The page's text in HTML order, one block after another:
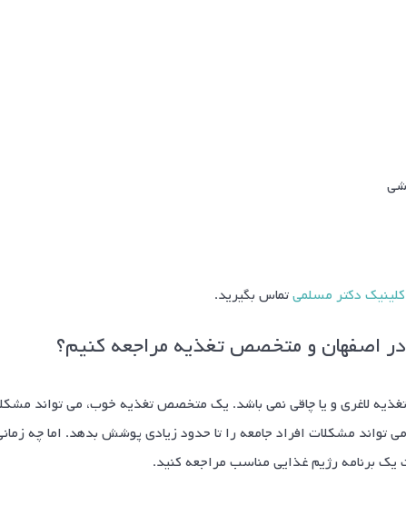
کلینیک دکتر مسلمیتماس بگیرید.
در اصفهان و متخصص تغذیه مراجعه کنیم؟
تغذیه لاغری و یا چاقی نمی باشد. یک متخصص تغذیه خوب، می تواند
تواند مشکلات افراد جامعه را تا حدود زیادی پوشش بدهد. اما چه
یک برنامه رژیم غذایی مناسب مراجعه کنید.